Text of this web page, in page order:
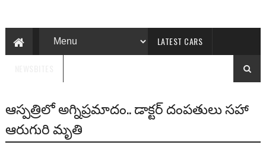
LATEST CARS
ఆస్పత్రిలో అగ్నిప్రమాదం.. డాక్టర్ దంపతులు సహా
ఆరుగురి మృతి